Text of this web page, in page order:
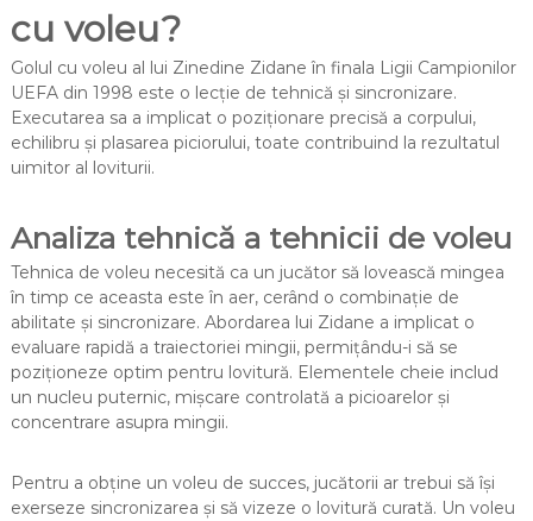
cu voleu?
Golul cu voleu al lui Zinedine Zidane în finala Ligii Campionilor
UEFA din 1998 este o lecție de tehnică și sincronizare.
Executarea sa a implicat o poziționare precisă a corpului,
echilibru și plasarea piciorului, toate contribuind la rezultatul
uimitor al loviturii.
Analiza tehnică a tehnicii de voleu
Tehnica de voleu necesită ca un jucător să lovească mingea
în timp ce aceasta este în aer, cerând o combinație de
abilitate și sincronizare. Abordarea lui Zidane a implicat o
evaluare rapidă a traiectoriei mingii, permițându-i să se
poziționeze optim pentru lovitură. Elementele cheie includ
un nucleu puternic, mișcare controlată a picioarelor și
concentrare asupra mingii.
Pentru a obține un voleu de succes, jucătorii ar trebui să își
exerseze sincronizarea și să vizeze o lovitură curată. Un voleu